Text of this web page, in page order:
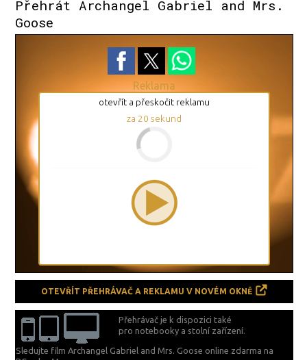
Přehrát Archangel Gabriel and Mrs.
Goose
Reklama
otevřít a přeskočit reklamu
za 19 sekund
OTEVŘÍT PŘEHRÁVAČ A REKLAMU V NOVÉM OKNĚ
Přehrávač je k dispozici také
pro notebooky a stolní zařízení.
Sledujte film Archangel Gabriel and Mrs. Goose online zdarma na